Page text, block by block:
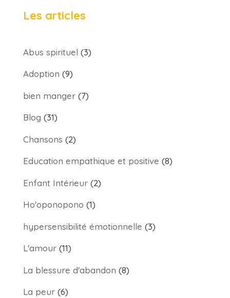
Les articles
Abus spirituel (3)
Adoption (9)
bien manger(7)
Blog (31)
Chansons (2)
Education empathique et positive (8)
Enfant Intérieur(2)
Ho'oponopono (1)
hypersensibilité émotionnelle (3)
L'amour(11)
La blessure d'abandon (8)
La peur(6)